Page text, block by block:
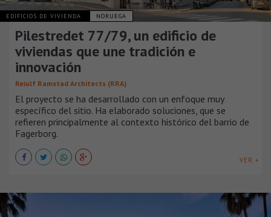
EDIFICIOS DE VIVIENDA NORUEGA
Pilestredet 77/79, un edificio de
viviendas que une tradición e
innovación
Reiulf Ramstad Architects (RRA)
El proyecto se ha desarrollado con un enfoque muy
específico del sitio. Ha elaborado soluciones, que se
refieren principalmente al contexto histórico del barrio de
Fagerborg.
VER +